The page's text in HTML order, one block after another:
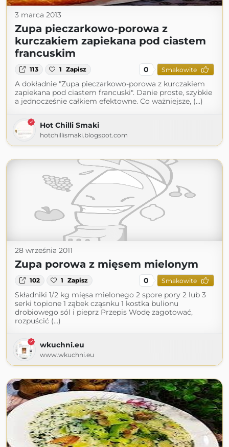
3 marca 2013
Zupa pieczarkowo-porowa z
kurczakiem zapiekana pod ciastem
francuskim
113 1 Zapisz 0 Smakowite
A dokładnie "Zupa pieczarkowo-porowa z kurczakiem
zapiekana pod ciastem francuski". Danie proste, szybkie
a jednocześnie całkiem efektowne. Co ważniejsze, (...)
Hot Chilli Smaki
hotchillismaki.blogspot.com
28 września 2011
Zupa porowa z mięsem mielonym
102 1 Zapisz 0 Smakowite
Składniki 1/2 kg mięsa mielonego 2 spore pory 2 lub 3
serki topione 1 ząbek cząsnku 1 kostka bulionu
drobiowego sól i pieprz Przepis Wodę zagotować,
rozpuścić (...)
wkuchni.eu
www.wkuchni.eu